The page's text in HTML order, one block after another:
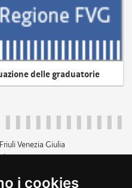
i cookies
delle graduatorie
Venezia Giulia
00526040324